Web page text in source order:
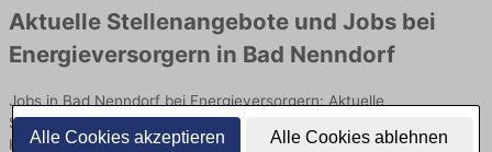
Alle Cookies akzeptieren Alle Cookies ablehnen
Aktuelle Stellenangebote und Jobs bei
Energieversorgern in Bad Nenndorf
Jobs in Bad Nenndorf bei Energieversorgern: Aktuelle
Stellenangebote in Energieversorgung, Netzbetrieb und
Kundenservice. Jetzt Berufe und Einstiegsmöglichkeiten